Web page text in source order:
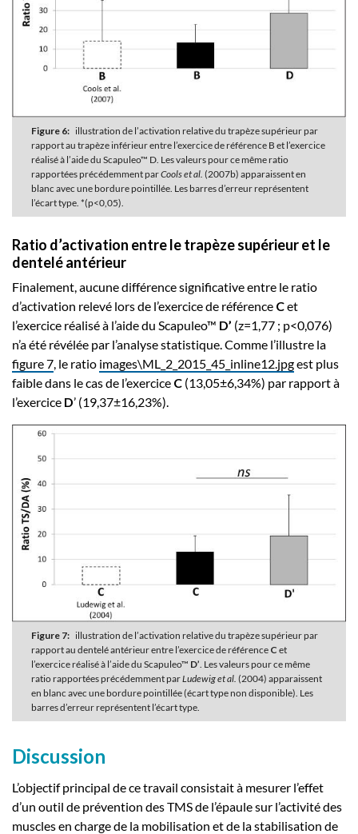
Figure 6: illustration de l’activation relative du trapèze supérieur par
rapport au trapèze inférieur entre l’exercice de référence B et l’exercice
réalisé à l’aide du Scapuleo™ D. Les valeurs pour ce même ratio
rapportées précédemment parCools et al. (2007b) apparaissent en
blanc avec une bordure pointillée. Les barres d’erreur représentent
l’écart type. *(p<0,05).
Ratio d’activation entre le trapèze supérieur et le
dentelé antérieur
Finalement, aucune différence significative entre le ratio
d’activation relevé lors de l’exercice de référence Cet
l’exercice réalisé à l’aide du Scapuleo™ D’ (z=1,77 ; p<0,076)
n’a été révélée par l’analyse statistique. Comme l’illustre la
figure 7 , le ratio images\ML_2_2015_45_inline12.jpgest plus
faible dans le cas de l’exercice C (13,05±6,34%) par rapport à
l’exercice D’ (19,37±16,23%).
Figure 7: illustration de l’activation relative du trapèze supérieur par
rapport au dentelé antérieur entre l’exercice de référence C et
l’exercice réalisé à l’aide du Scapuleo™ D’. Les valeurs pour ce même
ratio rapportées précédemment parLudewig et al. (2004) apparaissent
en blanc avec une bordure pointillée (écart type non disponible). Les
barres d’erreur représentent l’écart type.
Discussion
L’objectif principal de ce travail consistait à mesurer l’effet
d’un outil de prévention des TMS de l’épaule sur l’activité des
muscles en charge de la mobilisation et de la stabilisation de